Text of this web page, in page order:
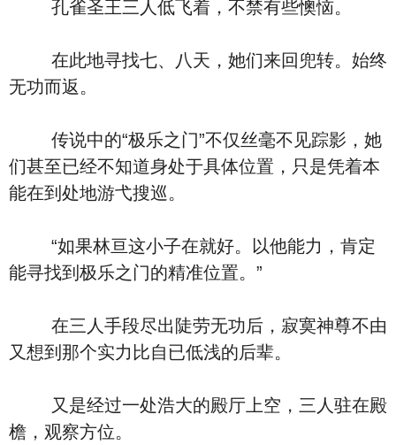
孔雀圣王三人低飞着，不禁有些懊恼。
在此地寻找七、八天，她们来回兜转。始终
无功而返。
传说中的“极乐之门”不仅丝毫不见踪影，她
们甚至已经不知道身处于具体位置，只是凭着本
能在到处地游弋搜巡。
“如果林亘这小子在就好。以他能力，肯定
能寻找到极乐之门的精准位置。”
在三人手段尽出陡劳无功后，寂寞神尊不由
又想到那个实力比自已低浅的后辈。
又是经过一处浩大的殿厅上空，三人驻在殿
檐，观察方位。